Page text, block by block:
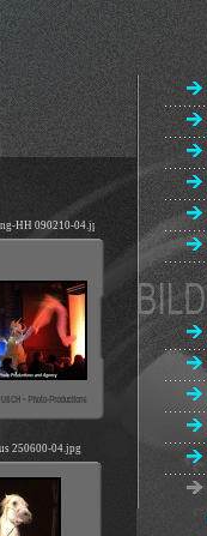
HH 090210-04.jpg
250600-04.jpg